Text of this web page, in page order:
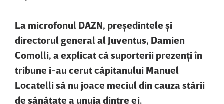
La microfonul DAZN, preşedintele şi
directorul general al Juventus, Damien
Comolli, a explicat că suporterii prezenţi în
tribune i-au cerut căpitanului Manuel
Locatelli să nu joace meciul din cauza stării
de sănătate a unuia dintre ei.